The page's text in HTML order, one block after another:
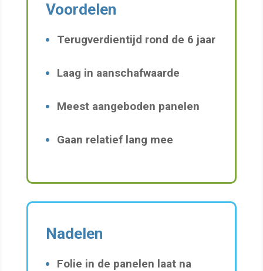
Voordelen
Terugverdientijd rond de 6 jaar
Laag in aanschafwaarde
Meest aangeboden panelen
Gaan relatief lang mee
Nadelen
Folie in de panelen laat na